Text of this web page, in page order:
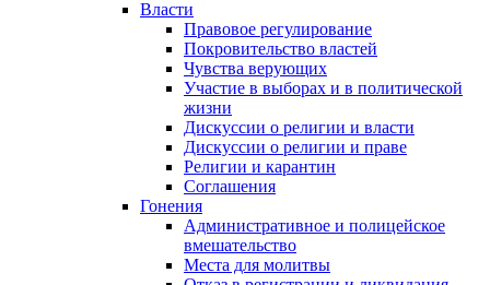
Власти
Правовое регулирование
Покровительство властей
Чувства верующих
Участие в выборах и в политической
жизни
Дискуссии о религии и власти
Дискуссии о религии и праве
Религии и карантин
Соглашения
Гонения
Административное и полицейское
вмешательство
Места для молитвы